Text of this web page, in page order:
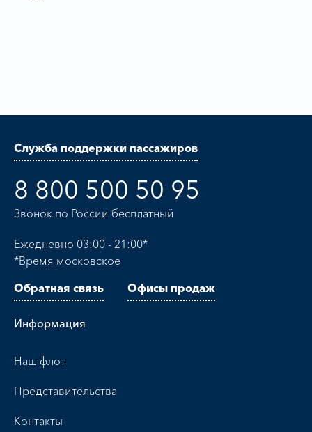
Служба поддержки пассажиров
8 800 500 50 95
Звонок по России бесплатный
Ежедневно 03:00 - 21:00*
*Время московское
Обратная связь
Офисы продаж
Информация
Наш флот
Представительства
Контакты